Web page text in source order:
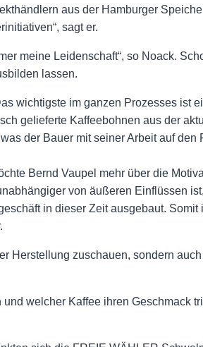
aus der Hamburger
sagt er.
meine Leidenschaft“, so Noack.
lassen.
wichtigste im ganzen Prozesses ist
gelieferte Kaffeebohnen aus der
der Bauer mit seiner Arbeit auf den
Bernd Vaupel mehr über die
von äußeren Einflüssen
in dieser Zeit ausgebaut. Somit
Herstellung zuschauen, sondern
welcher Kaffee ihren Geschmack